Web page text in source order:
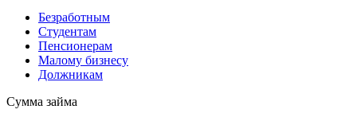
Безработным
Студентам
Пенсионерам
Малому бизнесу
Должникам
Сумма займа